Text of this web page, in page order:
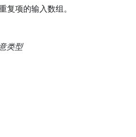
复项的输入数组。
类型